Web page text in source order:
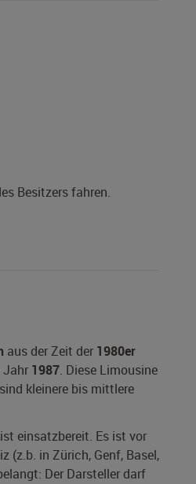
Besitzers fahren.
aus der Zeit der 1980er
Jahr 1987. Diese Limousine
kleinere bis mittlere
einsatzbereit. Es ist vor
(z.b. in Zürich, Genf, Basel,
Der Darsteller darf